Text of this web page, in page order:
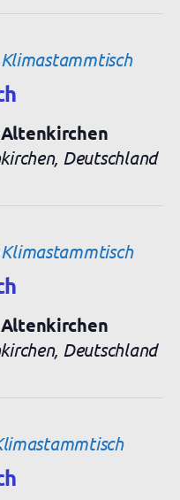
Klimastammtisch
Deutschland
Klimastammtisch
Deutschland